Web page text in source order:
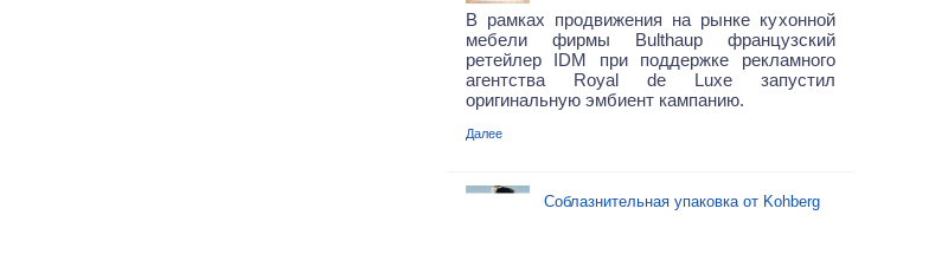
В рамках продвижения на рынке кухонной
мебели фирмы Bulthaup французский
ретейлер IDM при поддержке рекламного
агентства Royal de Luxe запустил
оригинальную эмбиент кампанию.
Далее
Соблазнительная упаковка от Kohberg